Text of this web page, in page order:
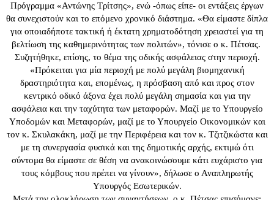
Πρόγραμμα «Αντώνης Τρίτσης», ενώ -όπως είπε- οι εντάξεις έργων
θα συνεχιστούν και το επόμενο χρονικό διάστημα. «Θα είμαστε δίπλα
για οποιαδήποτε τακτική ή έκτατη χρηματοδότηση χρειαστεί για τη
βελτίωση της καθημερινότητας των πολιτών», τόνισε ο κ. Πέτσας.
Συζητήθηκε, επίσης, το θέμα της οδικής ασφάλειας στην περιοχή.
«Πρόκειται για μία περιοχή με πολύ μεγάλη βιομηχανική
δραστηριότητα και, επομένως, η πρόσβαση από και προς στον
κεντρικό οδικό άξονα έχει πολύ μεγάλη σημασία και για την
ασφάλεια και την ταχύτητα των μεταφορών. Μαζί με το Υπουργείο
Υποδομών και Μεταφορών, μαζί με το Υπουργείο Οικονομικών και
τον κ. Σκυλακάκη, μαζί με την Περιφέρεια και τον κ. Τζιτζικώστα και
με τη συνεργασία φυσικά και της δημοτικής αρχής, εκτιμώ ότι
σύντομα θα είμαστε σε θέση να ανακοινώσουμε κάτι ευχάριστο για
τους κόμβους που πρέπει να γίνουν», δήλωσε ο Αναπληρωτής
Υπουργός Εσωτερικών.